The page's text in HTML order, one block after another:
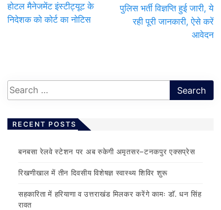
होटल मैनेजमेंट इंस्टीट्यूट के
निदेशक को कोर्ट का नोटिस
पुलिस भर्ती विज्ञप्ति हुई जारी, ये
रही पूरी जानकारी, ऐसे करें
आवेदन
RECENT POSTS
बनबसा रेलवे स्टेशन पर अब रुकेगी अमृतसर–टनकपुर एक्सप्रेस
रिखणीखाल में तीन दिवसीय विशेषज्ञ स्वास्थ्य शिविर शुरू
सहकारिता में हरियाणा व उत्तराखंड मिलकर करेंगे कामः डाॅ. धन सिंह
रावत